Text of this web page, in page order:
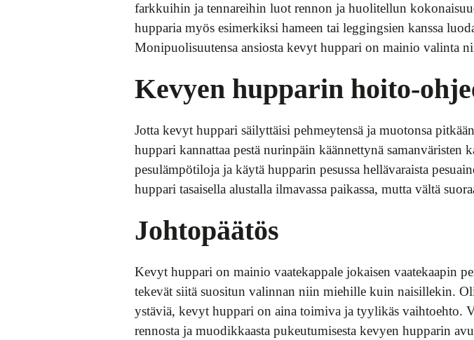
farkkuihin ja tennareihin luot rennon ja huolitellun
hupparia myös esimerkiksi hameen tai leggingsien kanssa
Monipuolisuutensa ansiosta kevyt huppari on mainio valinta
Kevyen hupparin hoito-
Jotta kevyt huppari säilyttäisi pehmeytensä ja muotonsa
huppari kannattaa pestä nurinpäin käännettynä
pesulämpötiloja ja käytä hupparin pesussa hellävaraista
huppari tasaisella alustalla ilmavassa paikassa, mutta vältä
Johtopäätös
Kevyt huppari on mainio vaatekappale jokaisen vaatekaapin
tekevät siitä suositun valinnan niin miehille kuin naisillekin.
ystäviä, kevyt huppari on aina toimiva ja tyylikäs vaihtoehto.
rennosta ja muodikkaasta pukeutumisesta kevyen hupparin